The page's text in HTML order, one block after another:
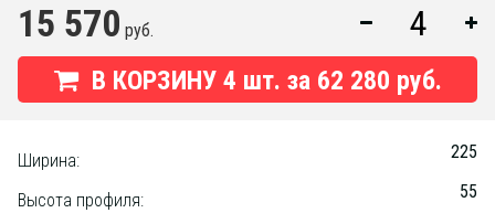
15 570 руб.
В КОРЗИНУ 4 шт. за 62 280 руб.
Ширина: 225
Высота профиля: 55